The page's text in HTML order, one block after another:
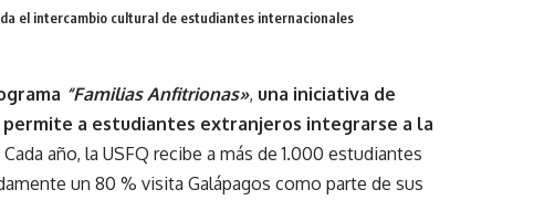
el intercambio cultural de estudiantes internacionales
“Familias Anfitrionas», una iniciativa de
a estudiantes extranjeros integrarse a la
Cada año, la USFQ recibe a más de 1.000 estudiantes
un 80 % visita Galápagos como parte de sus